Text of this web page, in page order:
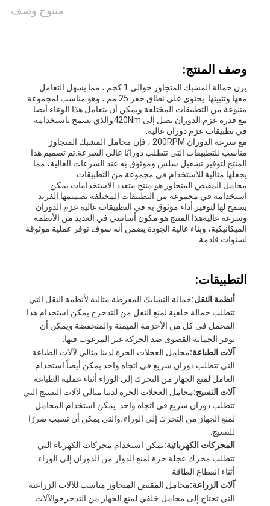
حالات
اطلب
اقتباس
خريطة
الموقع
PRIVACY
POLICY
منتوج وصف
وصف المنتج:
يزن حمالة المشبك المتجاوز حوالي 1 كجم ، مما يسهل التعامل
معها وتثبيتها. يحتوي على نطاق حفر 25 مم ، وهو مناسب لمجموعة
متنوعة من التطبيقات المختلفة.ويمكن أن يتعامل هذا الوعاء أيضا
مع قدرة عزم الدوران تصل إلى 420Nmوالذي يسمح باستخدامه
في تطبيقات عزم دوران عالية.
مع سرعة الدوران 200RPM ، فإن محامل المشبك المتجاوز
مناسب للتطبيقات التي تتطلب دورانًا عالي السرعة.تم تصميم هذا
المنتج لتوفير تشغيل سلس وموثوق به عند السرعات العالية، مما
يجعلها مثالية للاستخدام في مجموعة من التطبيقات.
محامل المقبض المتجاوز هو منتج متعدد الاستخدامات يمكن
استخدامه في مجموعة من التطبيقات المختلفة.تصميمها الفريد
يسمح لها لتوفير أداء موثوق به في التطبيقات عالية عزم الدوران
وسرعة عاليةهذا المنتج هو مكون أساسي في العديد من الأنظمة
الميكانيكية، وبناء عالية الجودة يضمن أنه سوف توفر عملية موثوقة
لسنوات قادمة.
التطبيقات:
أنظمة النقل:حمالة التشابك المفرطة مثالية لأنظمة النقل التي
تتطلب حمالة خلفية لمنع النقل من التدحرج.يمكن استخدام هذا
المحمل في كل من الأحزمة الميمنة والمنخفضة ويمكن أن
توفر الحماية القصوى ضد الحركة غير المرغوب فيها.
آلات الطباعة:محامل العجلات الحرة لدينا مثالي لآلات الطباعة
التي تتطلب دوران سريع في اتجاه واحد.يمكن أيضاً استخدام
العامل لمنع الجهاز من التحرك إلى الوراء أثناء عملية الطباعة.
آلات النسيج:محامل العجلات الحرة لدينا مثالي لآلات النسيج التي
تتطلب دوران سريع في اتجاه واحد. يمكن استخدام المحامل
لمنع الجهاز من التحرك إلى الوراء،والتي يمكن أن تسبب ضررًا
للنسيج.
المحركات الكهربائية:يمكن استخدام محركات الكهرباء التي
تتطلب محرك عجلة حرة لمنع الدوار من الدوران إلى الوراء
أثناء انقطاع الطاقة.
آلات الزراعة:محامل المقبض المتجاوز مناسب للآلات الزراعية
التي تحتاج إلى محامل خلفي لمنع الجهاز من التدحرجوالآلات